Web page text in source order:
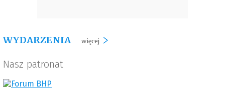
WYDARZENIA więcej
Nasz patronat